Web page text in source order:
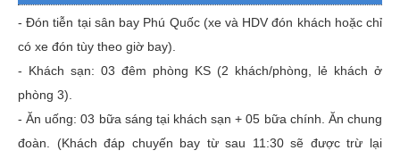
- Đón tiễn tại sân bay Phú Quốc (xe và HDV đón khách hoặc chỉ
có xe đón tùy theo giờ bay).
- Khách sạn: 03 đêm phòng KS (2 khách/phòng, lẻ khách ở
phòng 3).
- Ăn uống: 03 bữa sáng tại khách sạn + 05 bữa chính. Ăn chung
đoàn. (Khách đáp chuyến bay từ sau 11:30 sẽ được trừ lại